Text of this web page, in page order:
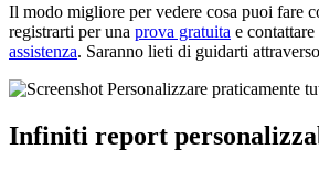
Il modo migliore per vedere cosa puoi fare
registrarti per una prova gratuita e
assistenza. Saranno lieti di guidarti
Infiniti report